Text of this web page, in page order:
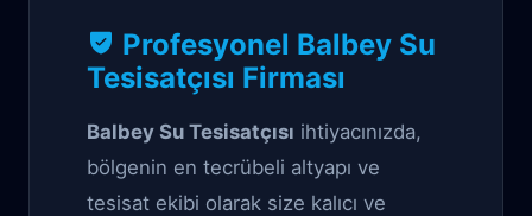
Balbey Su
Tesisatçısı
Profesyonel Balbey Su
Tesisatçısı Firması
Balbey Su Tesisatçısı ihtiyacınızda,
bölgenin en tecrübeli altyapı ve
tesisat ekibi olarak size kalıcı ve